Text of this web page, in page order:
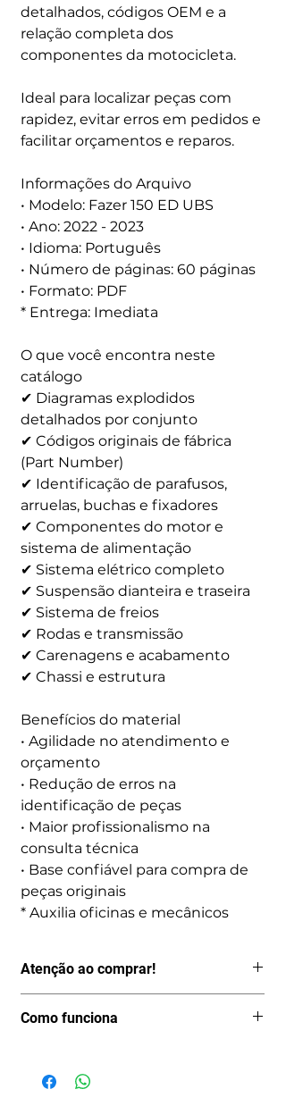
detalhados, códigos OEM e a
relação completa dos
componentes da motocicleta.
Ideal para localizar peças com
rapidez, evitar erros em pedidos e
facilitar orçamentos e reparos.
Informações do Arquivo
• Modelo: Fazer 150 ED UBS
• Ano: 2022 - 2023
• Idioma: Português
• Número de páginas: 60 páginas
• Formato: PDF
* Entrega: Imediata
O que você encontra neste
catálogo
✔ Diagramas explodidos
detalhados por conjunto
✔ Códigos originais de fábrica
(Part Number)
✔ Identificação de parafusos,
arruelas, buchas e fixadores
✔ Componentes do motor e
sistema de alimentação
✔ Sistema elétrico completo
✔ Suspensão dianteira e traseira
✔ Sistema de freios
✔ Rodas e transmissão
✔ Carenagens e acabamento
✔ Chassi e estrutura
Benefícios do material
• Agilidade no atendimento e
orçamento
• Redução de erros na
identificação de peças
• Maior profissionalismo na
consulta técnica
• Base confiável para compra de
peças originais
* Auxilia oficinas e mecânicos
Atenção ao comprar!
pago o acesso é imediato, logo não
Portanto, só realize a compra se esse
Como funciona
que você encontrou realmente é o que
está procurando você será